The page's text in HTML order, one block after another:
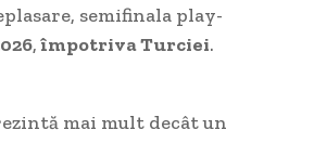
semifinala play-
,împotriva Turciei.
mai mult decât un